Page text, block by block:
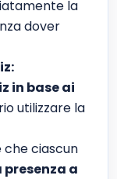
la
dover
in base ai
utilizzare la
che ciascun
a